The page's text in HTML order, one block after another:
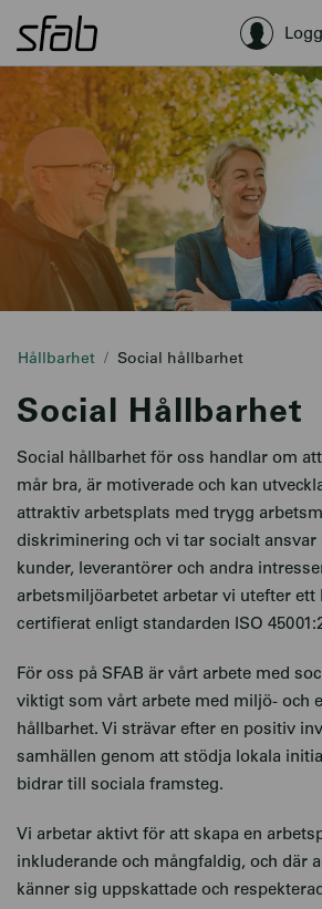
Hållbarhet Social hållbarhet
Social Hållbarhet
Social hållbarhet för oss handlar om
mår bra, är motiverade och kan
attraktiv arbetsplats med trygg
diskriminering och vi tar socialt ansvar
kunder, leverantörer och andra
arbetsmiljöarbetet arbetar vi utefter ett
certifierat enligt standarden ISO
För oss på SFAB är vårt arbete med
viktigt som vårt arbete med miljö- och
hållbarhet. Vi strävar efter en positiv
samhällen genom att stödja lokala
bidrar till sociala framsteg.
Vi arbetar aktivt för att skapa en
inkluderande och mångfaldig, och där
känner sig uppskattade och